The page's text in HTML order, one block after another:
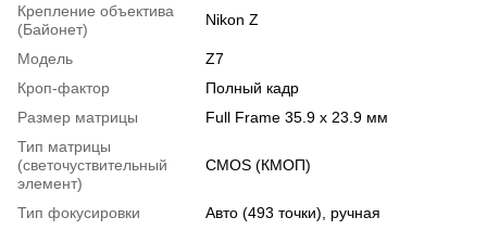
Крепление объектива
(Байонет)
Nikon Z
Модель
Z7
Кроп-фактор
Полный кадр
Размер матрицы
Full Frame 35.9 x 23.9 мм
Тип матрицы
(светочуствительный
элемент)
CMOS (КМОП)
Тип фокусировки Авто (493 точки), ручная